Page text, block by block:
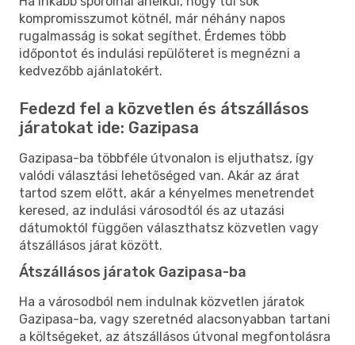
kompromisszumot kötnél, már néhány napos
rugalmasság is sokat segíthet. Érdemes több
időpontot és indulási repülőteret is megnézni a
kedvezőbb ajánlatokért.
Fedezd fel a közvetlen és átszállásos
járatokat ide: Gazipasa
Gazipasa-ba többféle útvonalon is eljuthatsz, így
valódi választási lehetőséged van. Akár az árat
tartod szem előtt, akár a kényelmes menetrendet
keresed, az indulási városodtól és az utazási
dátumoktól függően választhatsz közvetlen vagy
átszállásos járat között.
Átszállásos járatok Gazipasa-ba
Ha a városodból nem indulnak közvetlen járatok
Gazipasa-ba, vagy szeretnéd alacsonyabban tartani
a költségeket, az átszállásos útvonal megfontolásra